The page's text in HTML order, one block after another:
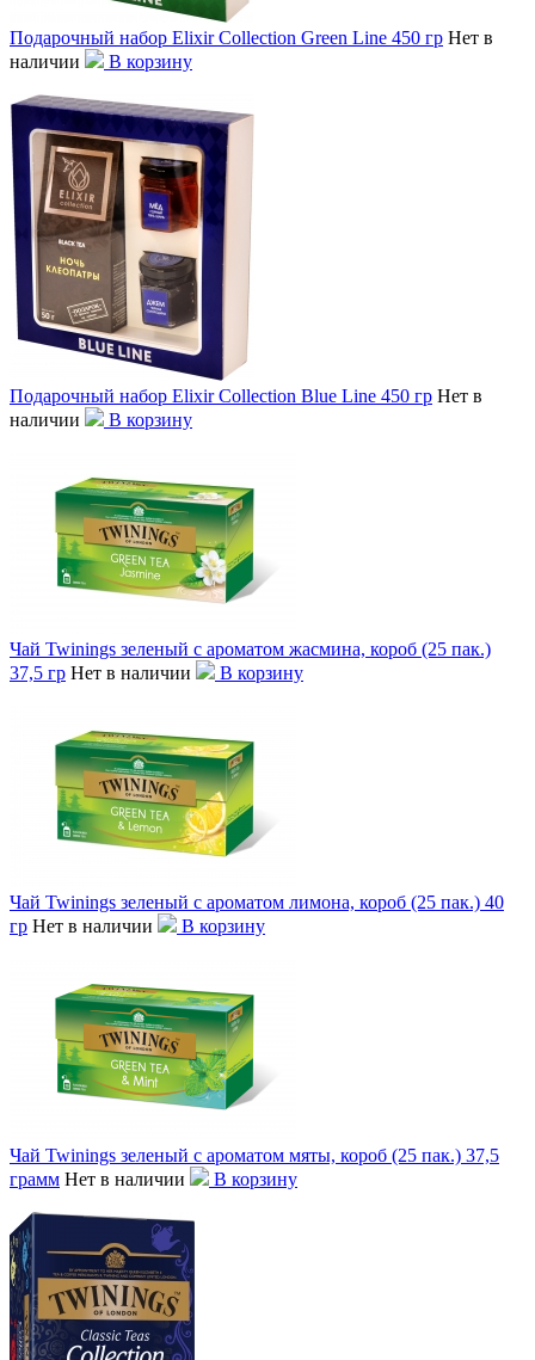
Подарочный набор Elixir Collection Green Line 450 гр Нет в
наличии
В корзину
Подарочный набор Elixir Collection Blue Line 450 гр Нет в
наличии
В корзину
Чай Twinings зеленый с ароматом жасмина, короб (25 пак.)
37,5 гр Нет в наличии В корзину
Чай Twinings зеленый с ароматом лимона, короб (25 пак.) 40
гр Нет в наличии В корзину
Чай Twinings зеленый с ароматом мяты, короб (25 пак.) 37,5
грамм Нет в наличии В корзину